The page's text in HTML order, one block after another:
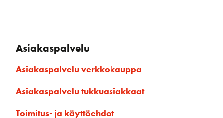
Asiakaspalvelu
Asiakaspalvelu verkkokauppa
Asiakaspalvelu tukkuasiakkaat
Toimitus- ja käyttöehdot